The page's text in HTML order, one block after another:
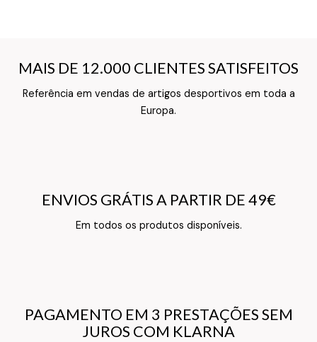
MAIS DE 12.000 CLIENTES SATISFEITOS
Referência em vendas de artigos desportivos em toda a
Europa.
MAIS DE 12.000 CLIENTES SATISFEITOS
Texto do Verso do Cartão de Informação
ENVIOS GRÁTIS A PARTIR DE 49€
Em todos os produtos disponíveis.
ENVIOS GRÁTIS A PARTIR DE 49€
Texto do Verso do Cartão de Informação
PAGAMENTO EM 3 PRESTAÇÕES SEM
JUROS COM KLARNA
PAGAMENTO EM 3 PRESTAÇÕES SEM
JUROS COM KLARNA